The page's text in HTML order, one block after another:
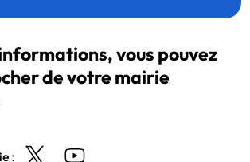
vous pouvez
de votre mairie
: